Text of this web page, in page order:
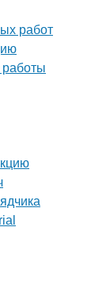
работ
работы